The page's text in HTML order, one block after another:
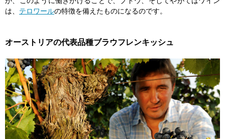
は、 テロワールの特徴を備えたものになるのです。
オーストリアの代表品種ブラウフレンキッシュ